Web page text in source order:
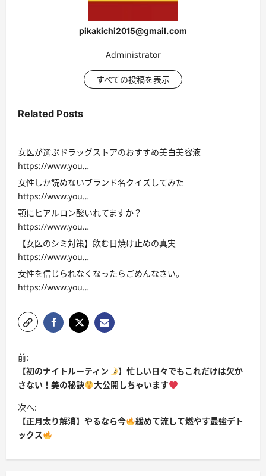
pikakichi2015@gmail.com
Administrator
すべての投稿を表示
Related Posts
女医が選ぶドラッグストアのおすすめ美白美容液
https://www.you…
女性しか読めないブランド名クイズしてみた
https://www.you…
顎にヒアルロン酸いれてますか？
https://www.you…
【女医のシミ対策】飲む日焼け止めの真実
https://www.you…
女性を信じられなくなったらごめんなさい。
https://www.you…
投
稿
ナ
ビ
ゲ
ー
シ
前:
【初のナイトルーティン
】忙しい日々でもこれだけは欠か
さない！美の秘訣
大公開しちゃいます
次へ:
【正月太り解消】やるなら今
緩めて流して燃やす最強デト
ックス